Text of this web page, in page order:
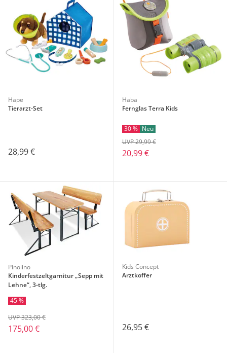
Hape
Tierarzt-Set
28,99 €
Haba
Fernglas Terra Kids
30 % Neu
20,99 €
UVP 29,99 €
Pinolino
Kinderfestzeltgarnitur „Sepp mit
Lehne“, 3-tlg.
45 %
175,00 €
UVP 323,00 €
Kids Concept
Arztkoffer
26,95 €